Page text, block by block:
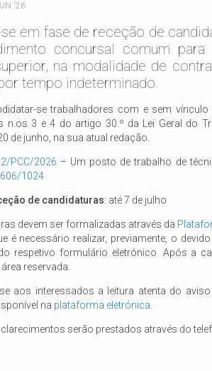
'26
em fase de receção de
concursal comum
na modalidade de
tempo indeterminado.
se trabalhadores com e sem
n.os 3 e 4 do artigo 30.º da Lei Geral do
de junho, na sua atual redação.
PCC/2026 – Um posto de trabalho de
1024
de candidaturas: até 7 de julho
devem ser formalizadas através da
é necessário realizar, previamente, o
respetivo formulário eletrónico. Após a
reservada.
aos interessados a leitura atenta do
na plataforma eletrónica
serão prestados através do